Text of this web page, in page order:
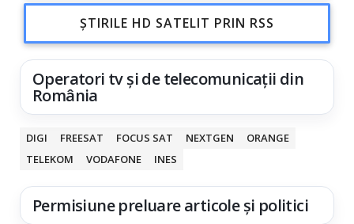
ȘTIRILE HD SATELIT PRIN RSS
Operatori tv și de telecomunicații din
România
DIGI FREESAT FOCUS SAT NEXTGEN
ORANGE
TELEKOM
VODAFONE INES
Permisiune preluare articole și politici